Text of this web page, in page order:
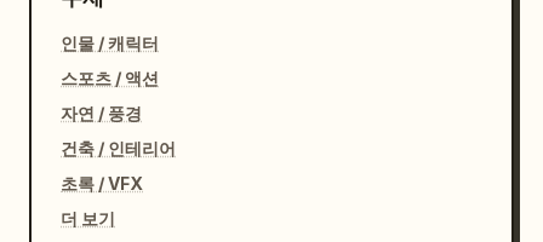
인물 / 캐릭터
스포츠 / 액션
자연 / 풍경
건축 / 인테리어
초록 / VFX
더 보기